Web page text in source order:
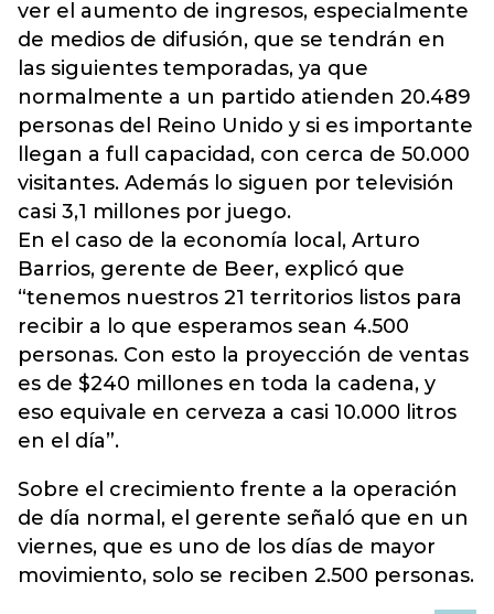
ver el aumento de ingresos, especialmente
de medios de difusión, que se tendrán en
las siguientes temporadas, ya que
normalmente a un partido atienden 20.489
personas del Reino Unido y si es importante
llegan a full capacidad, con cerca de 50.000
visitantes. Además lo siguen por televisión
casi 3,1 millones por juego.
En el caso de la economía local, Arturo
Barrios, gerente de Beer, explicó que
“tenemos nuestros 21 territorios listos para
recibir a lo que esperamos sean 4.500
personas. Con esto la proyección de ventas
es de $240 millones en toda la cadena, y
eso equivale en cerveza a casi 10.000 litros
en el día”.
Sobre el crecimiento frente a la operación
de día normal, el gerente señaló que en un
viernes, que es uno de los días de mayor
movimiento, solo se reciben 2.500 personas.